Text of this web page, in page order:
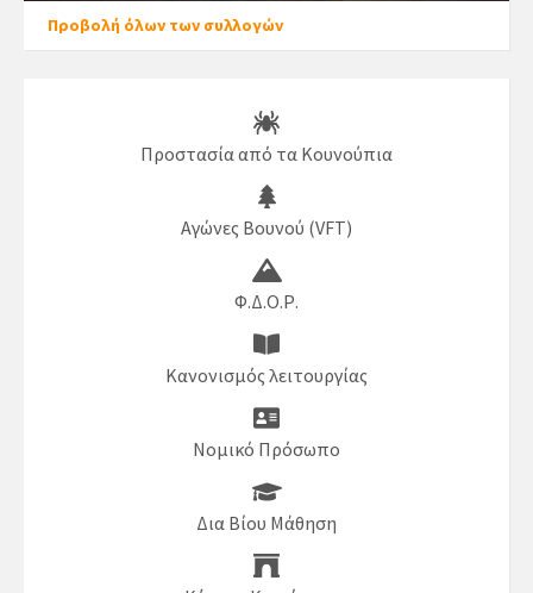
Προβολή όλων των συλλογών
Προστασία από τα Κουνούπια
Αγώνες Βουνού (VFT)
Φ.Δ.Ο.Ρ.
Κανονισμός λειτουργίας
Νομικό Πρόσωπο
Δια Βίου Μάθηση